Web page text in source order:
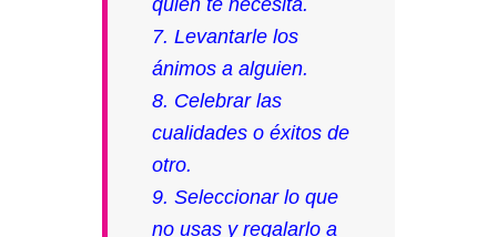
7. Levantarle los
ánimos a alguien.
8. Celebrar las
cualidades o éxitos de
otro.
9. Seleccionar lo que
no usas y regalarlo a